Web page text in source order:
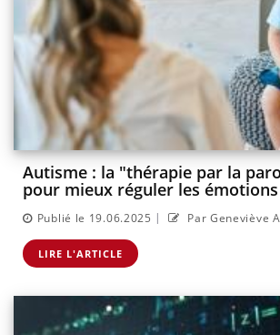
Autisme : la "thérapie par la
pour mieux réguler les émotions
Publié le 19.06.2025 | Par Geneviève
LIRE L'ARTICLE